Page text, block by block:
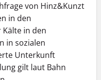
von Hinz&Kunzt
in den
in den
in sozialen
Unterkunft
gilt laut Bahn